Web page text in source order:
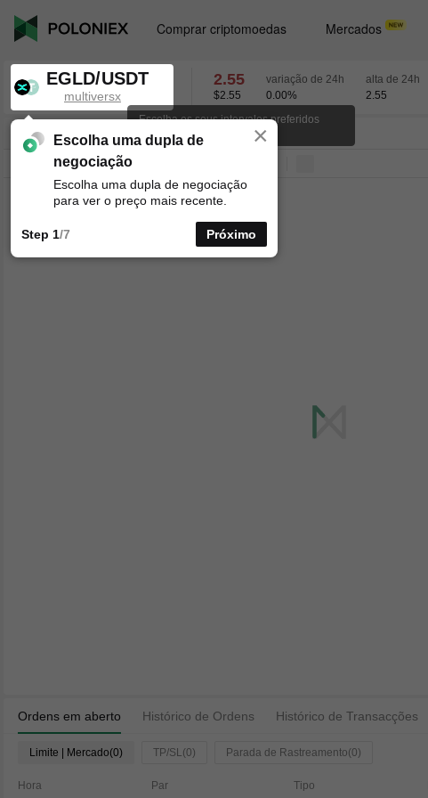
Comprar criptomoedas Mercados
EGLD/USDT
multiversx
2.55
$2.55
variação de 24h
0.00%
alta de 24h
2.55
EGLD/USDT 0.00
15minutos1horas4horas
Ordens em aberto Histórico de Ordens Histórico de Transacções
Limite | Mercado(0) TP/SL(0) Parada de Rastreamento(0)
Hora Par Tipo
Escolha os seus intervalos preferidos
para os gráficos de velas.×
Escolha uma dupla de
negociação
Escolha uma dupla de negociação
para ver o preço mais recente.
Step 1/7 Próximo